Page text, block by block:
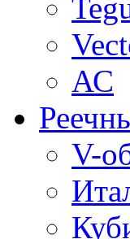
АС
V-